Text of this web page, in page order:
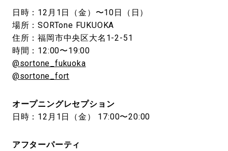
日時：12月1日（金）〜10日（日）
場所：SORTone FUKUOKA
住所：福岡市中央区大名1-2-51
時間：12:00〜19:00
@sortone_fukuoka
@sortone_fort
オープニングレセプション
日時：12月1日（金） 17:00〜20:00
アフターパーティ